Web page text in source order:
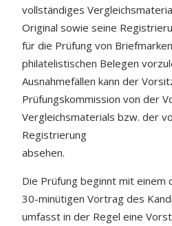
vollständiges
Original sowie seine
für die Prüfung von
philatelistischen Belegen
Ausnahmefällen kann der
Prüfungskommission von der
Vergleichsmaterials bzw. der
Registrierung
absehen.
Die Prüfung beginnt mit einem
30-minütigen Vortrag des
umfasst in der Regel eine